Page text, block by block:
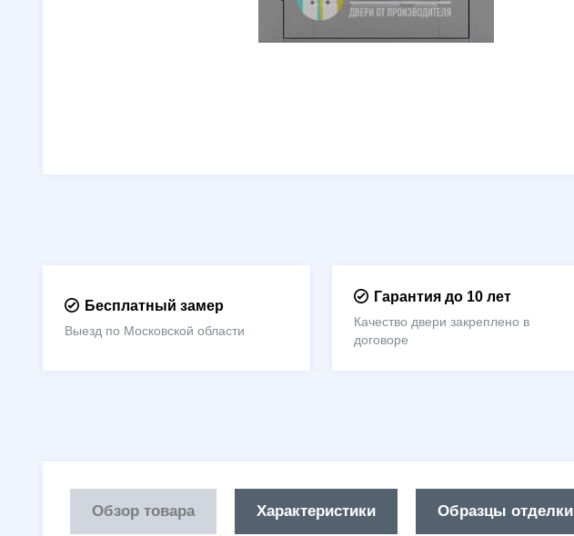
Бесплатный замер
Выезд по Московской области
Гарантия до 10 лет
Качество двери закреплено в
договоре
Обзор товара Характеристики Образцы отделки